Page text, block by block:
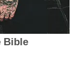
Bible